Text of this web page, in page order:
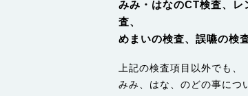
みみ・はなのCT検査、
査、
めまいの検査、誤嚥の検
上記の検査項目以外でも、
みみ、はな、のどの事につ